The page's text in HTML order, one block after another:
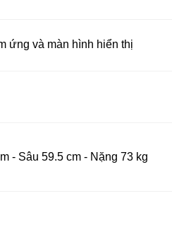
ứng và màn hình hiển thị
- Sâu 59.5 cm - Nặng 73 kg